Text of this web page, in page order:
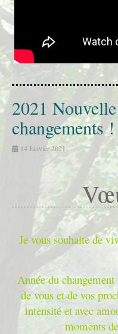
2021
changements !
14 Janvier 2021
Je vous souhaite de
Année du
de vous et de vos
intensité et avec
moments